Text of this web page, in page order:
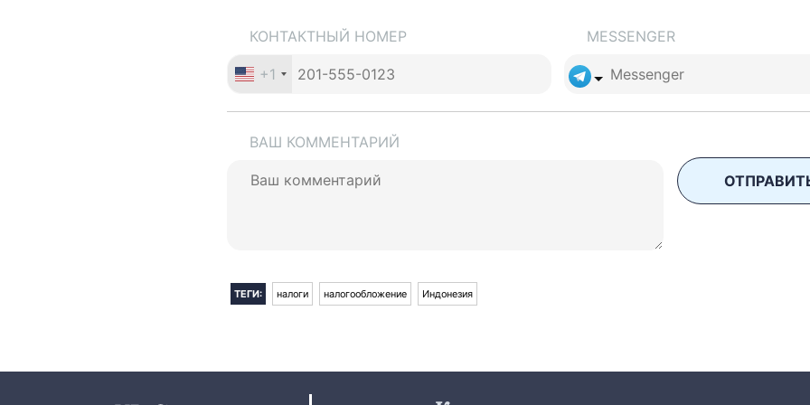
КОНТАКТНЫЙ НОМЕР
+1
MESSENGER
ВАШ КОММЕНТАРИЙ
ТЕГИ: налоги налогообложение Индонезия